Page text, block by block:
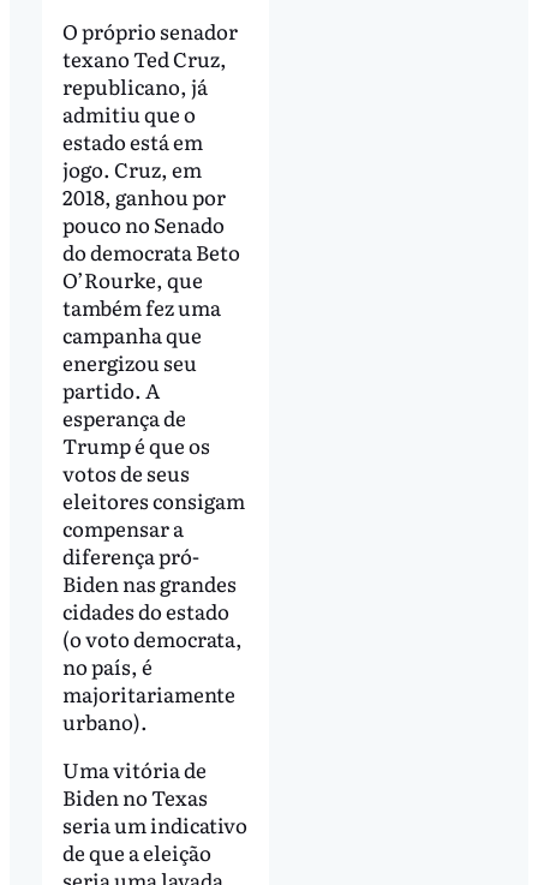
O próprio senador
texano Ted Cruz,
republicano, já
admitiu que o
estado está em
jogo. Cruz, em
2018, ganhou por
pouco no Senado
do democrata Beto
O’Rourke, que
também fez uma
campanha que
energizou seu
partido. A
esperança de
Trump é que os
votos de seus
eleitores consigam
compensar a
diferença pró-
Biden nas grandes
cidades do estado
(o voto democrata,
no país, é
majoritariamente
urbano).
Uma vitória de
Biden no Texas
seria um indicativo
de que a eleição